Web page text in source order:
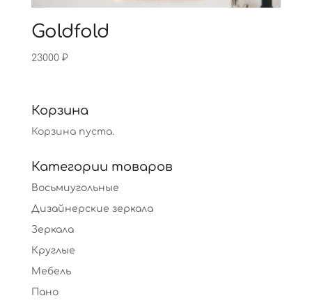
Goldfold
23000 ₽
Корзина
Корзина пуста.
Категории товаров
Восьмиугольные
Дизайнерские зеркала
Зеркала
Круглые
Мебель
Пано